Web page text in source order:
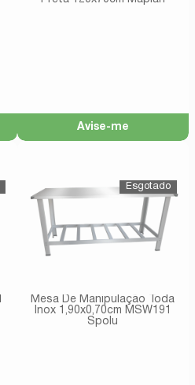
Avise-me
Mesa De Manipulação Toda
Inox 1,90x0,70cm MSW191
Spolu